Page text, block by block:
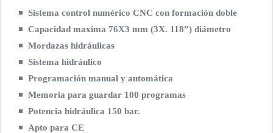
Sistema control numérico CNC con formación doble
Capacidad maxima 76X3 mm (3X. 118”) diámetro
Mordazas hidráulicas
Sistema hidráulico
Programación manual y automática
Memoria para guardar 100 programas
Potencia hidráulica 150 bar.
Apto para CE